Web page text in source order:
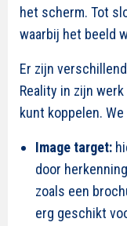
het scherm. Tot
waarbij het beeld
Er zijn
Reality in zijn
kunt koppelen.
Image target:
door
zoals een
erg geschikt